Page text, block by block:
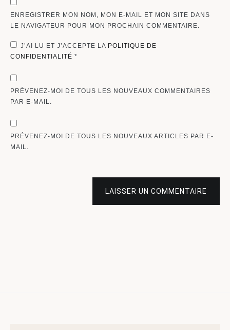
ENREGISTRER MON NOM, MON E-MAIL ET MON SITE DANS
LE NAVIGATEUR POUR MON PROCHAIN COMMENTAIRE.
J’AI LU ET J’ACCEPTE LA POLITIQUE DE
CONFIDENTIALITÉ *
PRÉVENEZ-MOI DE TOUS LES NOUVEAUX COMMENTAIRES
PAR E-MAIL.
PRÉVENEZ-MOI DE TOUS LES NOUVEAUX ARTICLES PAR E-
MAIL.
LAISSER UN COMMENTAIRE